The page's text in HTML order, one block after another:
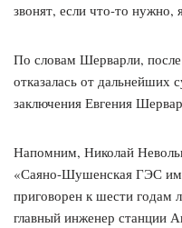
звонят, если что-то нужно,
По словам Шерварли,
отказалась от дальнейших
заключения Евгения
Напомним, Николай
«Саяно-Шушенская ГЭС
приговорен к шести
главный инженер станции